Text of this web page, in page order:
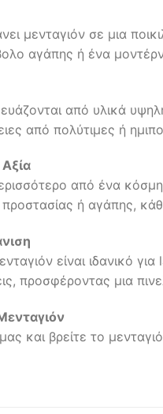
μενταγιόν σε μια
αγάπης ή ένα
από υλικά
από πολύτιμες ή
από ένα
ή αγάπης,
είναι ιδανικό
προσφέροντας μια
και βρείτε το